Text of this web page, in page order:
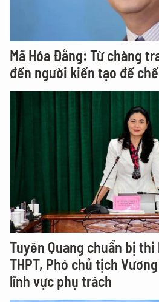
Mã Hóa Đằng: Từ chàng
đến người kiến tạo đế
Tuyên Quang chuẩn bị
THPT, Phó chủ tịch
lĩnh vực phụ trách